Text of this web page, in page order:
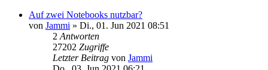
Auf zwei Notebooks nutzbar?
von Jammi » Di., 01. Jun 2021 08:51
2 Antworten
27202 Zugriffe
Letzter Beitrag von Jammi